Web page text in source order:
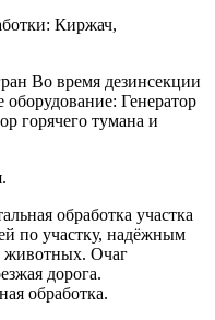
Киржач,
Во время дезинсекции
Генератор
горячего тумана и
обработка участка
по участку, надёжным
животных. Очаг
дорога.
обработка.